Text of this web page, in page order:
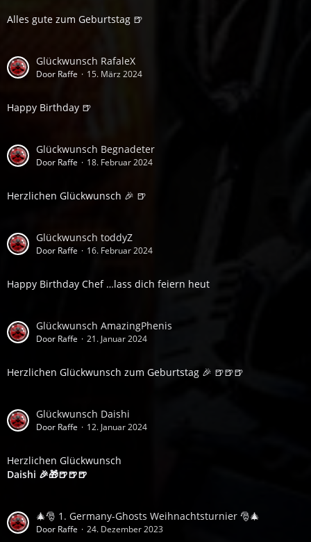
Alles gute zum Geburtstag 🍺
Glückwunsch RafaleX
Door Raffe 15. März 2024
Happy Birthday 🍺
Glückwunsch Begnadeter
Door Raffe 18. Februar 2024
Herzlichen Glückwunsch 🎉 🍺
Glückwunsch toddyZ
Door Raffe 16. Februar 2024
Happy Birthday Chef …lass dich feiern heut
Glückwunsch AmazingPhenis
Door Raffe 21. Januar 2024
Herzlichen Glückwunsch zum Geburtstag 🎉 🍺🍺🍺
Glückwunsch Daishi
Door Raffe 12. Januar 2024
Herzlichen Glückwunsch
Daishi 🎉🎁🍺🍺🍺
🎄🎅 1. Germany-Ghosts Weihnachtsturnier 🎅🎄
Door Raffe 24. Dezember 2023